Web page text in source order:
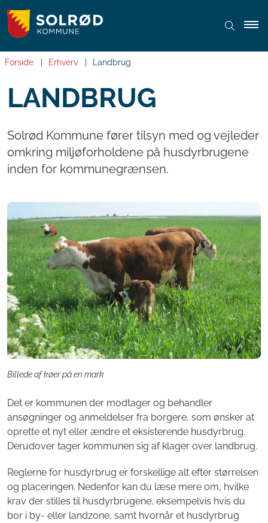
Forside Erhverv Landbrug
LANDBRUG
Solrød Kommune fører tilsyn med og vejleder
omkring miljøforholdene på husdyrbrugene
inden for kommunegrænsen.
Billede af køer på en mark
Det er kommunen der modtager og behandler
ansøgninger og anmeldelser fra borgere, som ønsker at
oprette et nyt eller ændre et eksisterende husdyrbrug.
Derudover tager kommunen sig af klager over landbrug.
Reglerne for husdyrbrug er forskellige alt efter størrelsen
og placeringen. Nedenfor kan du læse mere om, hvilke
krav der stilles til husdyrbrugene, eksempelvis hvis du
bor i by- eller landzone, samt hvornår et husdyrbrug